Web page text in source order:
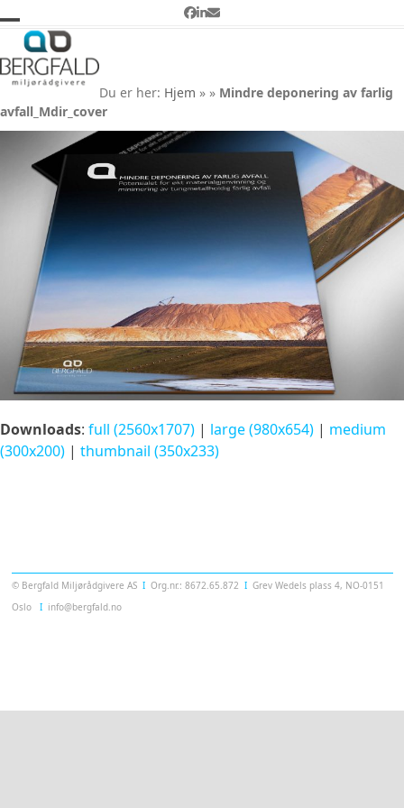
content
Facebook
LinkedIn
Email
Open
mobile
menu
Close
mobile
menu
Du er her: Hjem »» Mindre deponering av farlig
avfall_Mdir_cover
Downloads: full (2560x1707) | large (980x654) | medium
(300x200) | thumbnail (350x233)
© Bergfald Miljørådgivere AS Ι Org.nr.: 8672.65.872 Ι Grev Wedels plass 4, NO-0151
Oslo Ι info@bergfald.no